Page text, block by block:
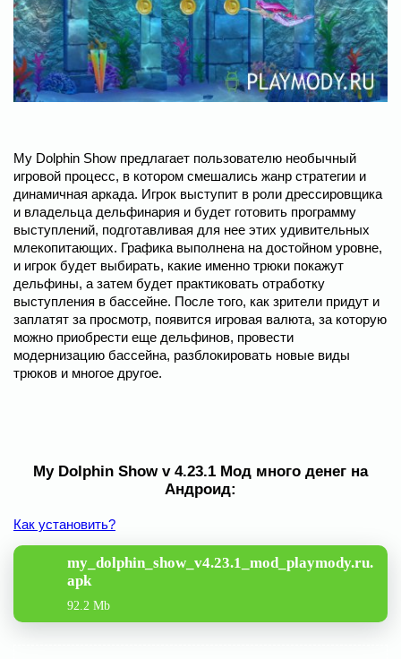
My Dolphin Show предлагает пользователю необычный
игровой процесс, в котором смешались жанр стратегии и
динамичная аркада. Игрок выступит в роли дрессировщика
и владельца дельфинария и будет готовить программу
выступлений, подготавливая для нее этих удивительных
млекопитающих. Графика выполнена на достойном уровне,
и игрок будет выбирать, какие именно трюки покажут
дельфины, а затем будет практиковать отработку
выступления в бассейне. После того, как зрители придут и
заплатят за просмотр, появится игровая валюта, за которую
можно приобрести еще дельфинов, провести
модернизацию бассейна, разблокировать новые виды
трюков и многое другое.
My Dolphin Show v 4.23.1 Мод много денег на
Андроид:
Как установить?
my_dolphin_show_v4.23.1_mod_playmody.ru.
apk
92.2 Mb